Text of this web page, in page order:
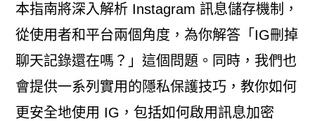
本指南將深入解析 Instagram 訊息儲存機制，
從使用者和平台兩個角度，為你解答「IG刪掉
聊天記錄還在嗎？」這個問題。同時，我們也
會提供一系列實用的隱私保護技巧，教你如何
更安全地使用 IG，包括如何啟用訊息加密